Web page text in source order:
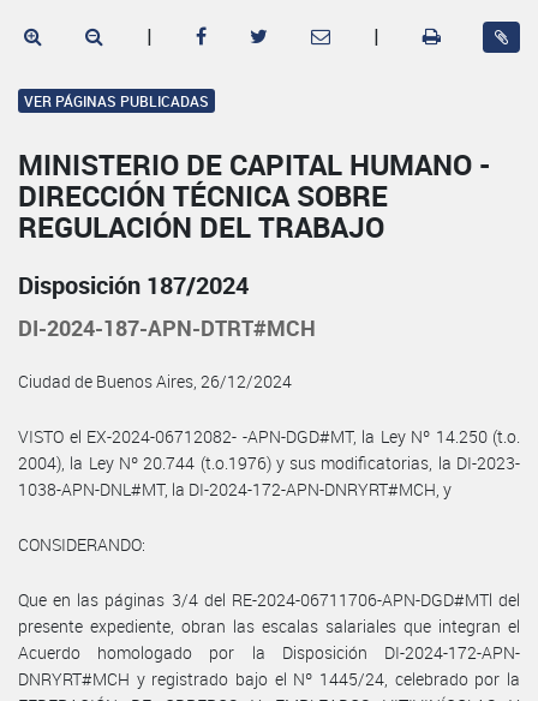
| |
VER PÁGINAS PUBLICADAS
MINISTERIO DE CAPITAL HUMANO -
DIRECCIÓN TÉCNICA SOBRE
REGULACIÓN DEL TRABAJO
Disposición 187/2024
DI-2024-187-APN-DTRT#MCH
Ciudad de Buenos Aires, 26/12/2024
VISTO el EX-2024-06712082- -APN-DGD#MT, la Ley Nº 14.250 (t.o.
2004), la Ley Nº 20.744 (t.o.1976) y sus modificatorias, la DI-2023-
1038-APN-DNL#MT, la DI-2024-172-APN-DNRYRT#MCH, y
CONSIDERANDO:
Que en las páginas 3/4 del RE-2024-06711706-APN-DGD#MTl del
presente expediente, obran las escalas salariales que integran el
Acuerdo homologado por la Disposición DI-2024-172-APN-
DNRYRT#MCH y registrado bajo el Nº 1445/24, celebrado por la